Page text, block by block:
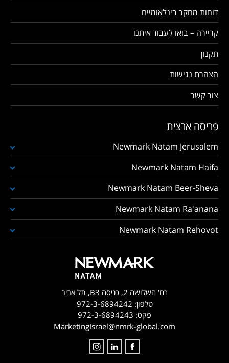
דוחות מחקר בינלאומיים
קריירה – בואו לעבוד איתנו
תקנון
הצהרת נגישות
צור קשר
פריסה ארצית
Newmark Natam Jerusalem
Newmark Natam Haifa
Newmark Natam Beer-Sheva
Newmark Natam Ra'anana
Newmark Natam Rehovot
רח' השלושה 2, כניסה B3, תל אביב
טלפון: 972-3-6894242
פקס: 972-3-6894243
MarketingIsrael@nmrk-global.com